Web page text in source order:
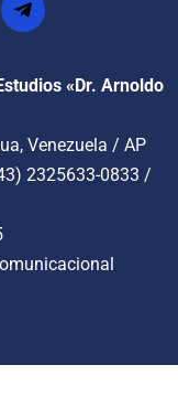
«Dr. Arnoldo
Venezuela / AP
2325633-0833 /